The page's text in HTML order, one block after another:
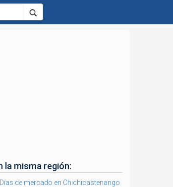
la misma región:
Días de mercado en Chichicastenango